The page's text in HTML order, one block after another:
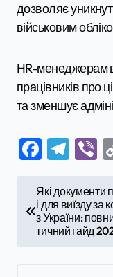
дозволяє
військовим
HR-менеджерам
працівників про
та зменшує
Які документи
і для виїзду за
з України:
тичний гайд